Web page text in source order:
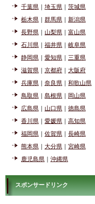
千葉県
埼玉県
茨城県
栃木県
群馬県
新潟県
長野県
山梨県
富山県
石川県
福井県
岐阜県
静岡県
愛知県
三重県
滋賀県
京都府
大阪府
兵庫県
奈良県
和歌山県
鳥取県
島根県
岡山県
広島県
山口県
徳島県
香川県
愛媛県
高知県
福岡県
佐賀県
長崎県
熊本県
大分県
宮崎県
鹿児島県
沖縄県
スポンサードリンク